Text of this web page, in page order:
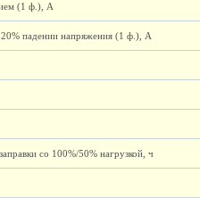
(1 ф.), А
падении напряжения (1 ф.), А
со 100%/50% нагрузкой, ч